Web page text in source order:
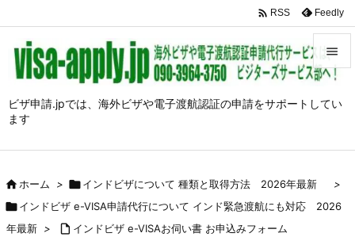
ビザ申請.jpでは、海外ビザや電子渡航認証の申請をサポートしてい
ます


メニュ
次へ

 RSS Feedly
ホーム > インドビザについて 種類と取得方法 2026年最新 >
インドビザ e-VISA申請代行について インド緊急渡航にも対応 2026
年最新 >  インドビザ e-VISAお伺い書 お申込みフォーム